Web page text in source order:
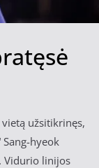
vietą užsitikrinęs,
hyeok
Vidurio linijos